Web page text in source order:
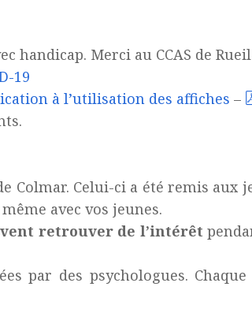
handicap. Merci au CCAS de
19
à l’utilisation des affiches –
Colmar. Celui-ci a été remis
avec vos jeunes.
retrouver de l’intérêt
par des psychologues.